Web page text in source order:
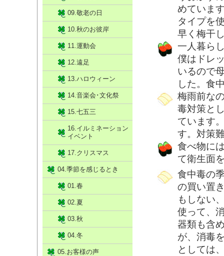
めていま
タイプを
早く梅干
一人暮ら
僕はドレ
いるので
した。食
梅雨前な
毒対策と
ています
す。対策
食べ物に
て衛生面
食中毒の
の買い置
もしない
使って、
器類も含
が、消毒
としては
09.敬老の日
10.秋のお彼岸
11.運動会
12.遠足
13.ハロウィーン
14.音楽会･文化祭
15.七五三
16.イルミネーション
イベント
17.クリスマス
04.季節を感じるとき
01.春
02.夏
03.秋
04.冬
05.お客様の声